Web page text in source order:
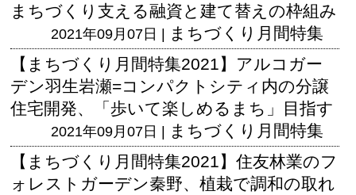
まちづくり支える融資と建て替えの枠組み
2021年09月07日 | まちづくり月間特集
【まちづくり月間特集2021】アルコガー
デン羽生岩瀬=コンパクトシティ内の分譲
住宅開発、「歩いて楽しめるまち」目指す
2021年09月07日 | まちづくり月間特集
【まちづくり月間特集2021】住友林業のフ
ォレストガーデン秦野、植栽で調和の取れ